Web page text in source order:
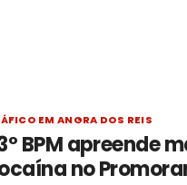
EM ANGRA DOS REIS
BPM apreende
no